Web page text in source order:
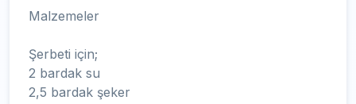
Malzemeler
Şerbeti için;
2 bardak su
2,5 bardak şeker